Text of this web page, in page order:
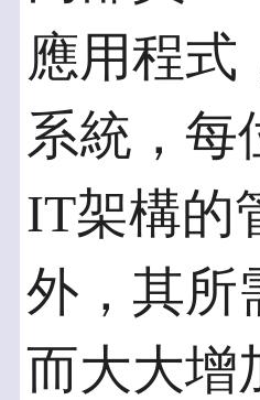
應用程
系統，每
IT架構的
外，其所
而大大增